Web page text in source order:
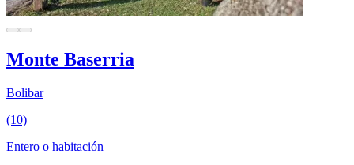
Monte Baserria
Bolibar
(10)
Entero o habitación